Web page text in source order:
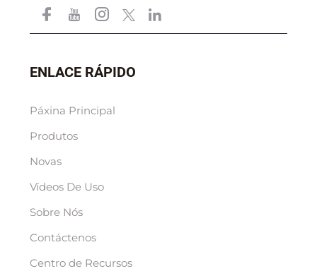
ENLACE RÁPIDO
Páxina Principal
Produtos
Novas
Vídeos De Uso
Sobre Nós
Contáctenos
Centro de Recursos